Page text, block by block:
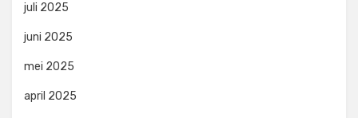
juli 2025
juni 2025
mei 2025
april 2025